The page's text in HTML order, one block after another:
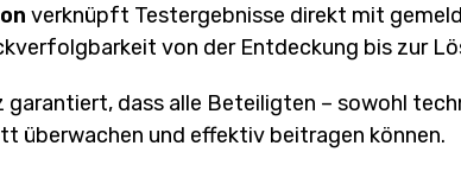
verknüpft Testergebnisse direkt mit
von der Entdeckung bis zur
dass alle Beteiligten – sowohl
überwachen und effektiv beitragen können.